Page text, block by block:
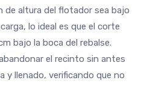
de altura del flotador sea bajo
lo ideal es que el corte
bajo la boca del rebalse.
el recinto sin antes
y llenado, verificando que no